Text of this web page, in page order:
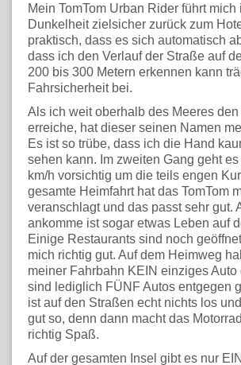
Mein TomTom Urban Rider führt mich
Dunkelheit zielsicher zurück zum
praktisch, dass es sich automatisch
dass ich den Verlauf der Straße auf
200 bis 300 Metern erkennen kann
Fahrsicherheit bei.
Als ich weit oberhalb des Meeres
erreiche, hat dieser seinen Namen
Es ist so trübe, dass ich die Hand
sehen kann. Im zweiten Gang geht
km/h vorsichtig um die teils engen
gesamte Heimfahrt hat das TomTom
veranschlagt und das passt sehr gut.
ankomme ist sogar etwas Leben auf
Einige Restaurants sind noch
mich richtig gut. Auf dem Heimweg
meiner Fahrbahn KEIN einziges Auto
sind lediglich FÜNF Autos entgegen
ist auf den Straßen echt nichts los
gut so, denn dann macht das
richtig Spaß.
Auf der gesamten Insel gibt es nur